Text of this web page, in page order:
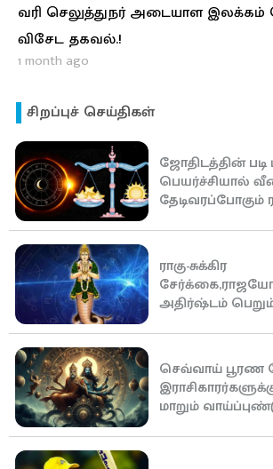
வரி செலுத்துநர் அடையாள இலக்கம்
விசேட தகவல்.!
1 month ago
சிறப்புச் செய்திகள்
ஜோதிடத்தின் படி
பெயர்ச்சியால்
தேடிவரப்போகும்
ராகு-சுக்கிர
அதிர்ஷ்டம் பெறும்
செவ்வாய் பூரண
மாறும்